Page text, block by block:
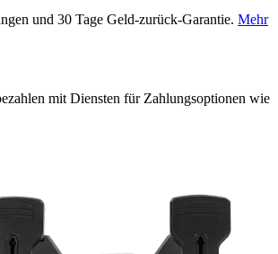
und 30 Tage Geld-zurück-Garantie. Mehr
mit Diensten für Zahlungsoptionen wie